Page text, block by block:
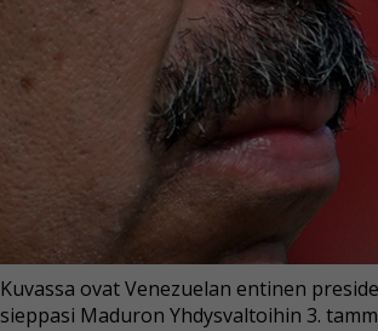
Kuvassa ovat Venezuelan entinen
sieppasi Maduron Yhdysvaltoihin 3.